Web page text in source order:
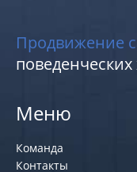
Продвижение
поведенческих
Меню
Команда
Контакты